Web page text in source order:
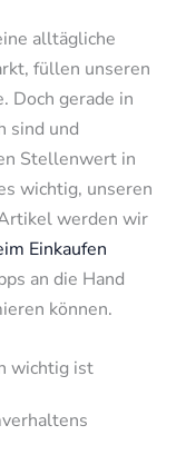
alltägliche
füllen unseren
Doch gerade in
sind und
Stellenwert in
wichtig, unseren
werden wir
Einkaufen
an die Hand
können.
wichtig ist